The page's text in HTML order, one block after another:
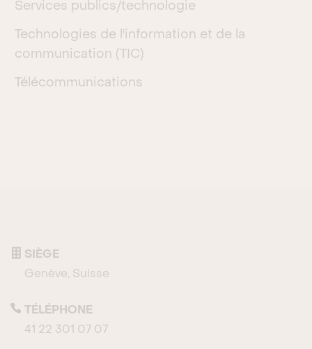
Services publics/technologie
Technologies de l'information et de la
communication (TIC)
Télécommunications
SIÈGE
Genève, Suisse
TÉLÉPHONE
41 22 301 07 07